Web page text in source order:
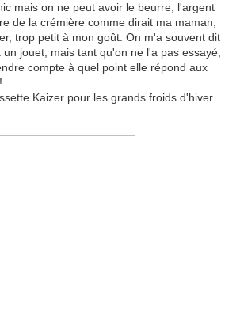
mais on ne peut avoir le beurre, l'argent
de la crémière comme dirait ma maman,
trop petit à mon goût. On m'a souvent dit
jouet, mais tant qu'on ne l'a pas essayé,
compte à quel point elle répond aux
Kaizer pour les grands froids d'hiver